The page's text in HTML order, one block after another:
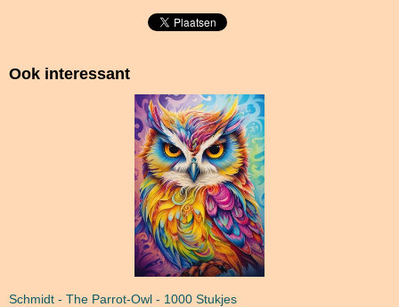
Ook interessant
Schmidt - The Parrot-Owl - 1000 Stukjes